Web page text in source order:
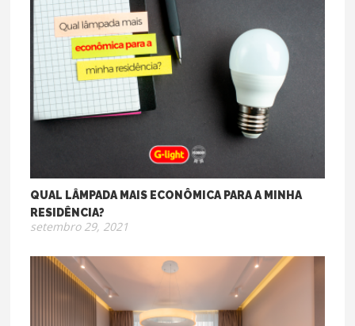
QUAL LÂMPADA MAIS ECONÔMICA PARA A MINHA
RESIDÊNCIA?
setembro 29, 2021